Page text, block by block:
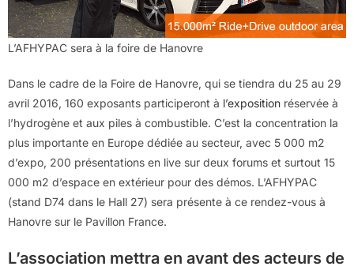
L’AFHYPAC sera à la foire de Hanovre
Dans le cadre de la Foire de Hanovre, qui se tiendra du 25 au 29
avril 2016, 160 exposants participeront à l’exposition réservée à
l’hydrogène et aux piles à combustible. C’est la concentration la
plus importante en Europe dédiée au secteur, avec 5 000 m2
d’expo, 200 présentations en live sur deux forums et surtout 15
000 m2 d’espace en extérieur pour des démos. L’AFHYPAC
(stand D74 dans le Hall 27) sera présente à ce rendez-vous à
Hanovre sur le Pavillon France.
L’association mettra en avant des acteurs de